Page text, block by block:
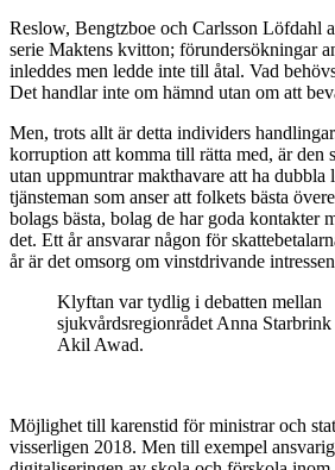
Reslow, Bengtzboe och Carlsson Löfdahl
serie Maktens kvitton; förundersökningar
inleddes men ledde inte till åtal. Vad
Det handlar inte om hämnd utan om att
Men, trots allt är detta individers
korruption att komma till rätta med, är den
utan uppmuntrar makthavare att ha
tjänsteman som anser att folkets bästa
bolags bästa, bolag de har goda kontakter
det. Ett år ansvarar någon för
år är det omsorg om vinstdrivande
Klyftan var tydlig i debatten mellan
sjukvårdsregionrådet Anna
Akil Awad.
Möjlighet till karenstid för ministrar och
visserligen 2018. Men till exempel